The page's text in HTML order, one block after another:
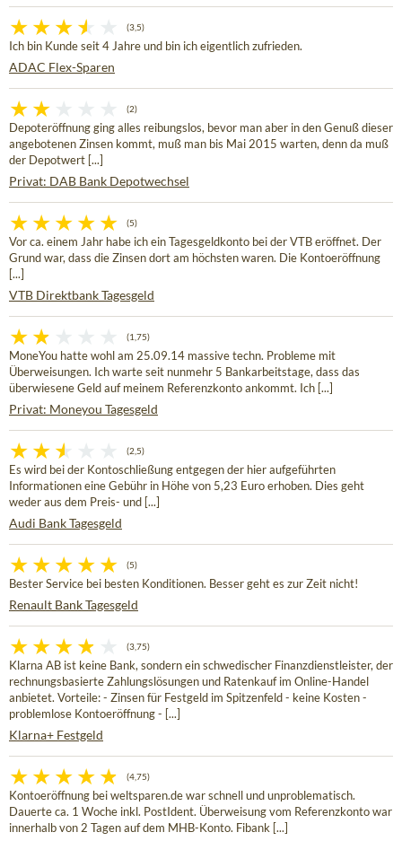
(3,5)
Ich bin Kunde seit 4 Jahre und bin ich eigentlich zufrieden.
ADAC Flex-Sparen
(2)
Depoteröffnung ging alles reibungslos, bevor man aber in den Genuß dieser
angebotenen Zinsen kommt, muß man bis Mai 2015 warten, denn da muß
der Depotwert [...]
Privat: DAB Bank Depotwechsel
(5)
Vor ca. einem Jahr habe ich ein Tagesgeldkonto bei der VTB eröffnet. Der
Grund war, dass die Zinsen dort am höchsten waren. Die Kontoeröffnung
[...]
VTB Direktbank Tagesgeld
(1,75)
MoneYou hatte wohl am 25.09.14 massive techn. Probleme mit
Überweisungen. Ich warte seit nunmehr 5 Bankarbeitstage, dass das
überwiesene Geld auf meinem Referenzkonto ankommt. Ich [...]
Privat: Moneyou Tagesgeld
(2,5)
Es wird bei der Kontoschließung entgegen der hier aufgeführten
Informationen eine Gebühr in Höhe von 5,23 Euro erhoben. Dies geht
weder aus dem Preis- und [...]
Audi Bank Tagesgeld
(5)
Bester Service bei besten Konditionen. Besser geht es zur Zeit nicht!
Renault Bank Tagesgeld
(3,75)
Klarna AB ist keine Bank, sondern ein schwedischer Finanzdienstleister, der
rechnungsbasierte Zahlungslösungen und Ratenkauf im Online-Handel
anbietet. Vorteile: - Zinsen für Festgeld im Spitzenfeld - keine Kosten -
problemlose Kontoeröffnung - [...]
Klarna+ Festgeld
(4,75)
Kontoeröffnung bei weltsparen.de war schnell und unproblematisch.
Dauerte ca. 1 Woche inkl. PostIdent. Überweisung vom Referenzkonto war
innerhalb von 2 Tagen auf dem MHB-Konto. Fibank [...]